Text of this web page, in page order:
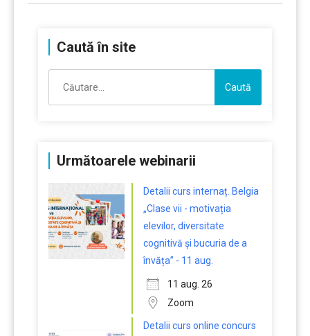
Caută în site
după:
Următoarele webinarii
Detalii curs internaț. Belgia
„Clase vii - motivația
elevilor, diversitate
cognitivă și bucuria de a
învăța” - 11 aug.
11 aug. 26
Zoom
Detalii curs online concurs